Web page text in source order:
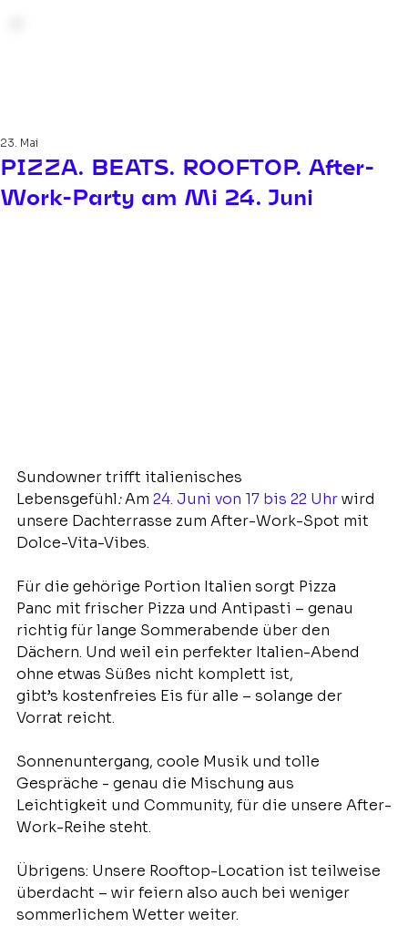
PIZZA. BEATS. ROOFTOP. After-
Work-Party am Mi 24. Juni
23. Mai
Sundowner trifft italienisches
Lebensgefühl: Am 24. Juni von 17 bis 22 Uhr wird
unsere Dachterrasse zum After-Work-Spot mit
Dolce-Vita-Vibes.
Für die gehörige Portion Italien sorgt Pizza
Panc mit frischer Pizza und Antipasti – genau
richtig für lange Sommerabende über den
Dächern. Und weil ein perfekter Italien-Abend
ohne etwas Süßes nicht komplett ist,
gibt’s kostenfreies Eis für alle – solange der
Vorrat reicht.
Sonnenuntergang, coole Musik und tolle
Gespräche - genau die Mischung aus
Leichtigkeit und Community, für die unsere After-
Work-Reihe steht.
Übrigens: Unsere Rooftop-Location ist teilweise
überdacht – wir feiern also auch bei weniger
sommerlichem Wetter weiter.